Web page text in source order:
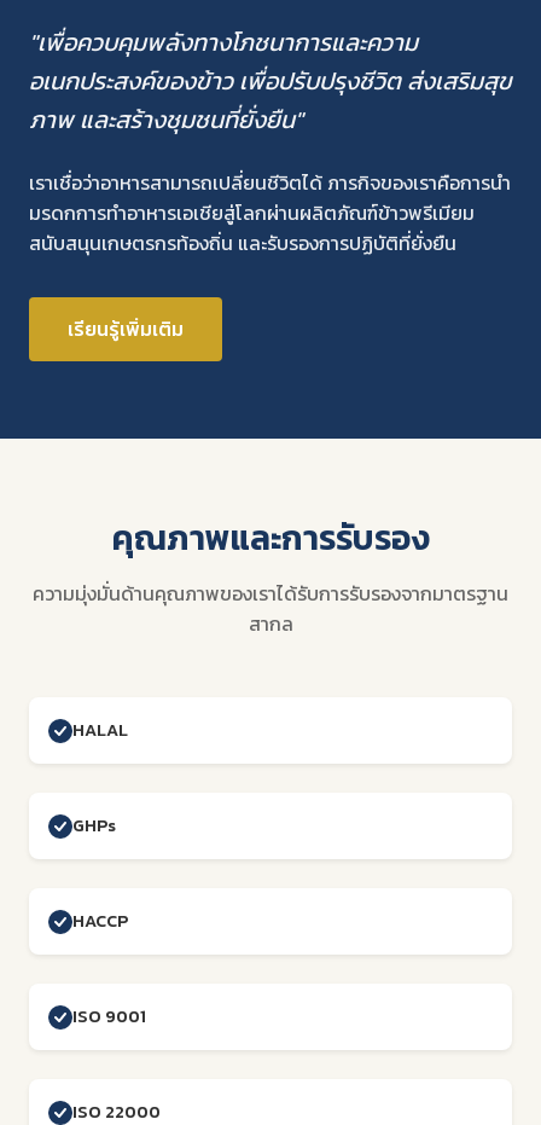
"เพื่อควบคุมพลังทางโภชนาการและความ
อเนกประสงค์ของข้าว เพื่อปรับปรุงชีวิต ส่งเสริมสุข
ภาพ และสร้างชุมชนที่ยั่งยืน"
เราเชื่อว่าอาหารสามารถเปลี่ยนชีวิตได้ ภารกิจของเราคือการนำ
มรดกการทำอาหารเอเชียสู่โลกผ่านผลิตภัณฑ์ข้าวพรีเมียม
สนับสนุนเกษตรกรท้องถิ่น และรับรองการปฏิบัติที่ยั่งยืน
เรียนรู้เพิ่มเติม
คุณภาพและการรับรอง
ความมุ่งมั่นด้านคุณภาพของเราได้รับการรับรองจากมาตรฐาน
สากล
HALAL
GHPs
HACCP
ISO 9001
ISO 22000